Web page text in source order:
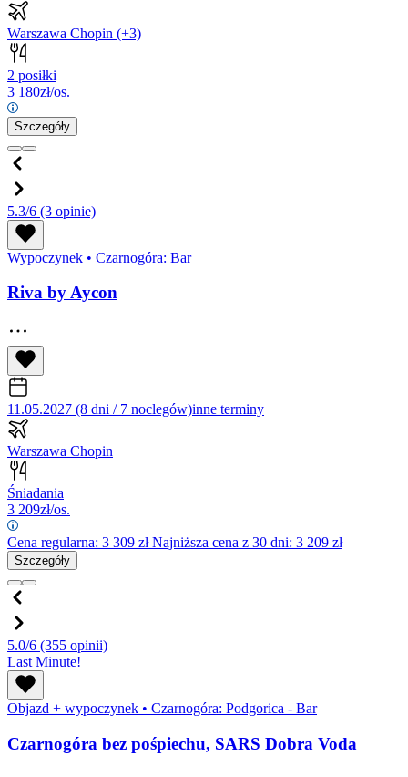
Warszawa Chopin (+3)
2 posiłki
3 180zł/os.
Szczegóły
5.3/6 (3 opinie)
Wypoczynek • Czarnogóra: Bar
Riva by Aycon
11.05.2027 (8 dni / 7 noclegów)inne terminy
Warszawa Chopin
Śniadania
3 209zł/os.
Cena regularna: 3 309 złNajniższa cena z 30 dni: 3 209 zł
Szczegóły
5.0/6 (355 opinii)
Last Minute!
Objazd + wypoczynek • Czarnogóra: Podgorica - Bar
Czarnogóra bez pośpiechu, SARS Dobra Voda